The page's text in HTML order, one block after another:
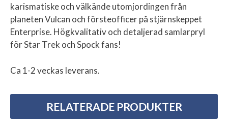
karismatiske och välkände utomjordingen från
planeten Vulcan och försteofficer på stjärnskeppet
Enterprise. Högkvalitativ och detaljerad samlarpryl
för Star Trek och Spock fans!
Ca 1-2 veckas leverans.
RELATERADE PRODUKTER